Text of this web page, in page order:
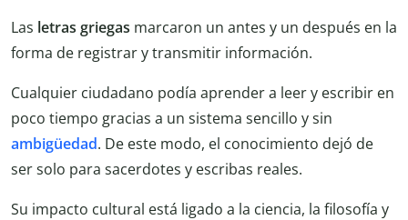
Las letras griegas marcaron un antes y un después en la
forma de registrar y transmitir información.
Cualquier ciudadano podía aprender a leer y escribir en
poco tiempo gracias a un sistema sencillo y sin
ambigüedad. De este modo, el conocimiento dejó de
ser solo para sacerdotes y escribas reales.
Su impacto cultural está ligado a la ciencia, la filosofía y